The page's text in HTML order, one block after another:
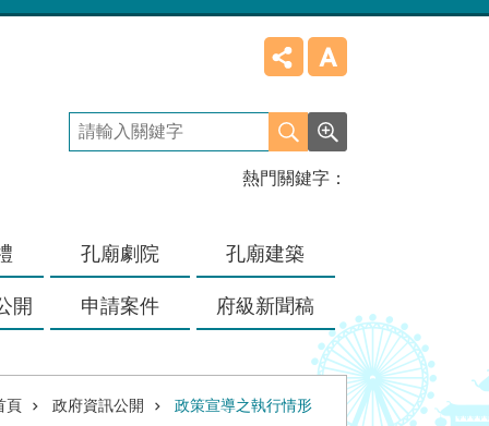
熱門關鍵字
孔廟劇院 孔廟建築
開 申請案件 府級新聞稿
頁 政府資訊公開 政策宣導之執行情形